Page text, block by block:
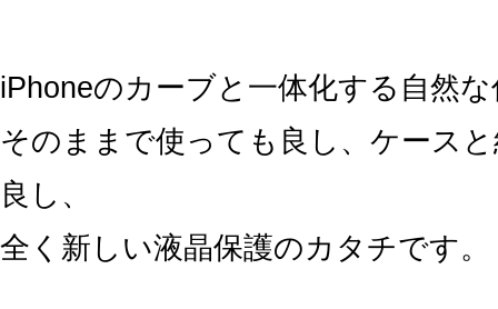
iPhoneのカーブと一体化する自然
そのままで使っても良し、ケース
良し、
全く新しい液晶保護のカタチです。